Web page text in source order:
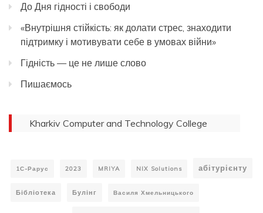
До Дня гідності і свободи
«Внутрішня стійкість: як долати стрес, знаходити
підтримку і мотивувати себе в умовах війни»
Гідність — це не лише слово
Пишаємось
Kharkiv Computer and Technology College
1С-Рарус 2023 MRIYA NIX Solutions абітурієнту
Бібліотека Булінг Василя Хмельницького